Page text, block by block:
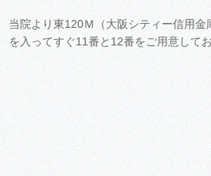
当院より東120Ｍ（大阪シティー信用
を入ってすぐ11番と12番をご用意してお